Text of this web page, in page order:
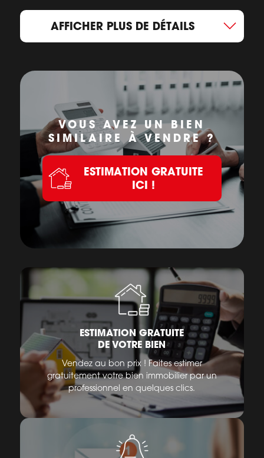
AFFICHER PLUS DE DÉTAILS
VOUS AVEZ UN BIEN
SIMILAIRE À VENDRE ?
ESTIMATION GRATUITE
ICI !
ESTIMATION GRATUITE
DE VOTRE BIEN
Vendez au bon prix ! Faites estimer
gratuitement votre bien immobilier par un
professionnel en quelques clics.